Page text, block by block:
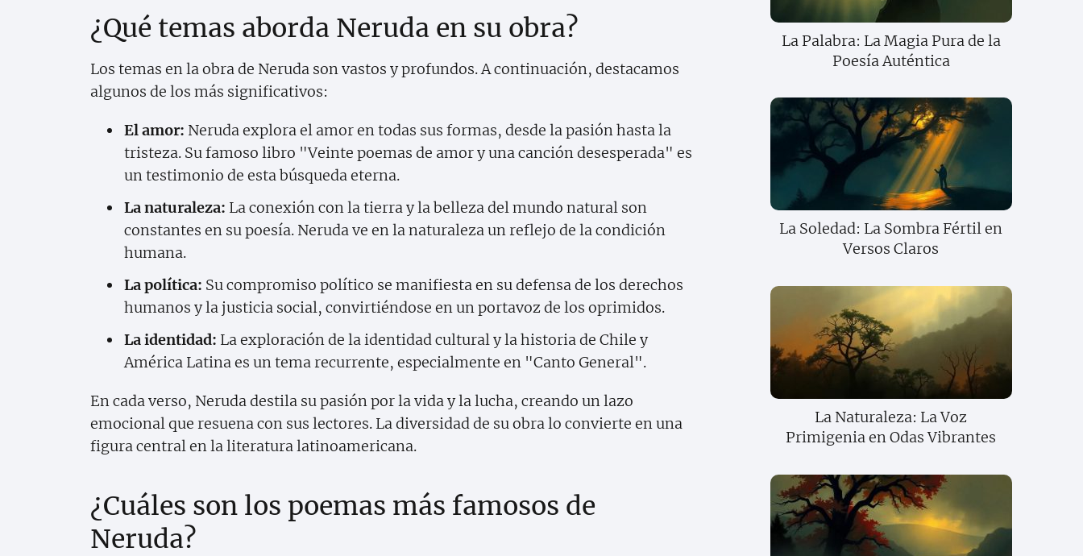
¿Qué temas aborda Neruda en su obra?
Los temas en la obra de Neruda son vastos y profundos. A continuación, destacamos
algunos de los más significativos:
El amor: Neruda explora el amor en todas sus formas, desde la pasión hasta la
tristeza. Su famoso libro "Veinte poemas de amor y una canción desesperada" es
un testimonio de esta búsqueda eterna.
La naturaleza: La conexión con la tierra y la belleza del mundo natural son
constantes en su poesía. Neruda ve en la naturaleza un reflejo de la condición
humana.
La política: Su compromiso político se manifiesta en su defensa de los derechos
humanos y la justicia social, convirtiéndose en un portavoz de los oprimidos.
La identidad: La exploración de la identidad cultural y la historia de Chile y
América Latina es un tema recurrente, especialmente en "Canto General".
En cada verso, Neruda destila su pasión por la vida y la lucha, creando un lazo
emocional que resuena con sus lectores. La diversidad de su obra lo convierte en una
figura central en la literatura latinoamericana.
¿Cuáles son los poemas más famosos de
Neruda?
La Palabra: La Magia Pura de la
Poesía Auténtica
La Soledad: La Sombra Fértil en
Versos Claros
La Naturaleza: La Voz
Primigenia en Odas Vibrantes